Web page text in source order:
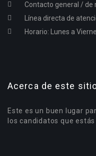
Contacto general / de
Línea directa de
Horario: Lunes a
Acerca de este
Este es un buen lugar
los candidatos que